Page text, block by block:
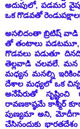
అదుపులో, పడమర
ఒక గొడవతో
అసలిదంతా బ్రిటిష్ వాడి
తో తంటాలు పడటమూ,
గొడవలు పడుతూ
తెల్లవాడి చలవలే. మన
మధ్యన మనల్ని ఇరికించి
దేశాల మధ్యలో ఒక
అనేపేరుతో
రావణకాష్ఠమే కాశ్మీర్
పుణ్యమా అని,
చేసినందుకు